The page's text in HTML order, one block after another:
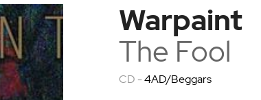
Warpaint
The Fool
CD -4AD/Beggars